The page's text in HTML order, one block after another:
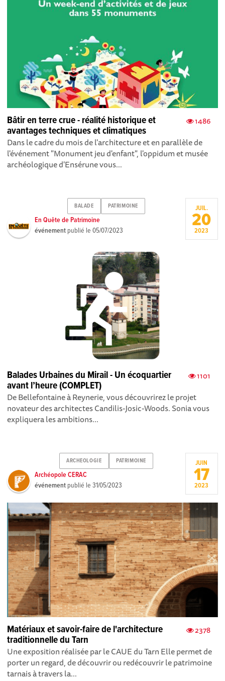
1486
Bâtir en terre crue - réalité historique et
avantages techniques et climatiques
Dans le cadre du mois de l'architecture et en parallèle de
l'événement "Monument jeu d'enfant", l'oppidum et musée
archéologique d'Ensérune vous...
BALADE PATRIMOINE
En Quête de Patrimoine
événement publié le05/07/2023
JUIL.
20
2023
1101
Balades Urbaines du Mirail - Un écoquartier
avant l’heure (COMPLET)
De Bellefontaine à Reynerie, vous découvrirez le projet
novateur des architectes Candilis-Josic-Woods. Sonia vous
expliquera les ambitions...
ARCHEOLOGIE PATRIMOINE
Archéopole CERAC
événement publié le31/05/2023
JUIN
17
2023
2378
Matériaux et savoir-faire de l'architecture
traditionnelle du Tarn
Une exposition réalisée par le CAUE du Tarn Elle permet de
porter un regard, de découvrir ou redécouvrir le patrimoine
tarnais à travers la...